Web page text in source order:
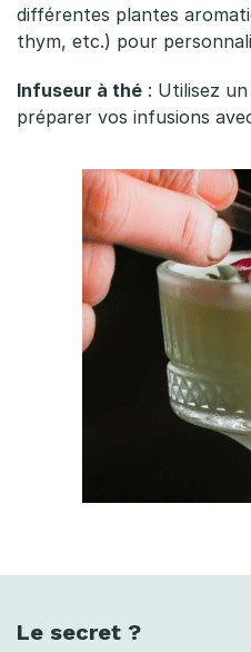
différentes plantes
thym, etc.) pour
Infuseur à thé : Utilisez
préparer vos infusions
Le secret ?